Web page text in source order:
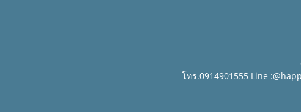
โทร.0914901555 Line